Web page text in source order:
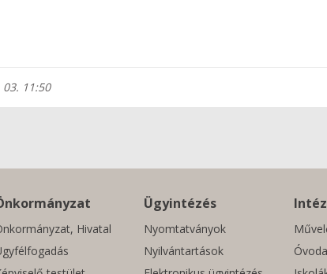
11:50
Hivatal
Ügyintézés
Nyomtatványok
Nyilvántartások
Óvoda